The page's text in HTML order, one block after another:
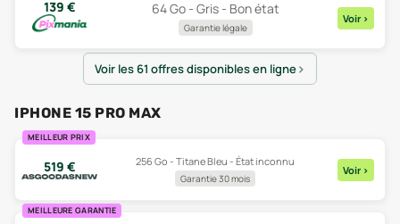
139 € 64 Go - Gris - Bon état
Garantie légale
Voir >
Voir les 61 offres disponibles en ligne
IPHONE 15 PRO MAX
MEILLEUR PRIX
519 € 256 Go - Titane Bleu - État inconnu
Garantie 30 mois
Voir >
MEILLEURE GARANTIE